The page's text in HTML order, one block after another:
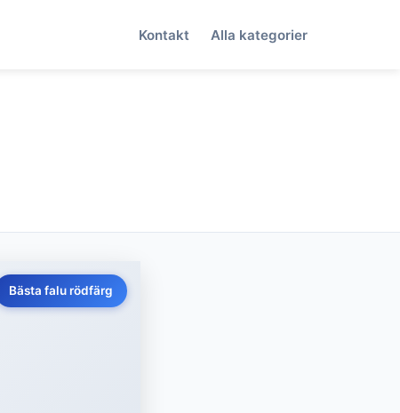
Kontakt Alla kategorier
Bästa falu rödfärg